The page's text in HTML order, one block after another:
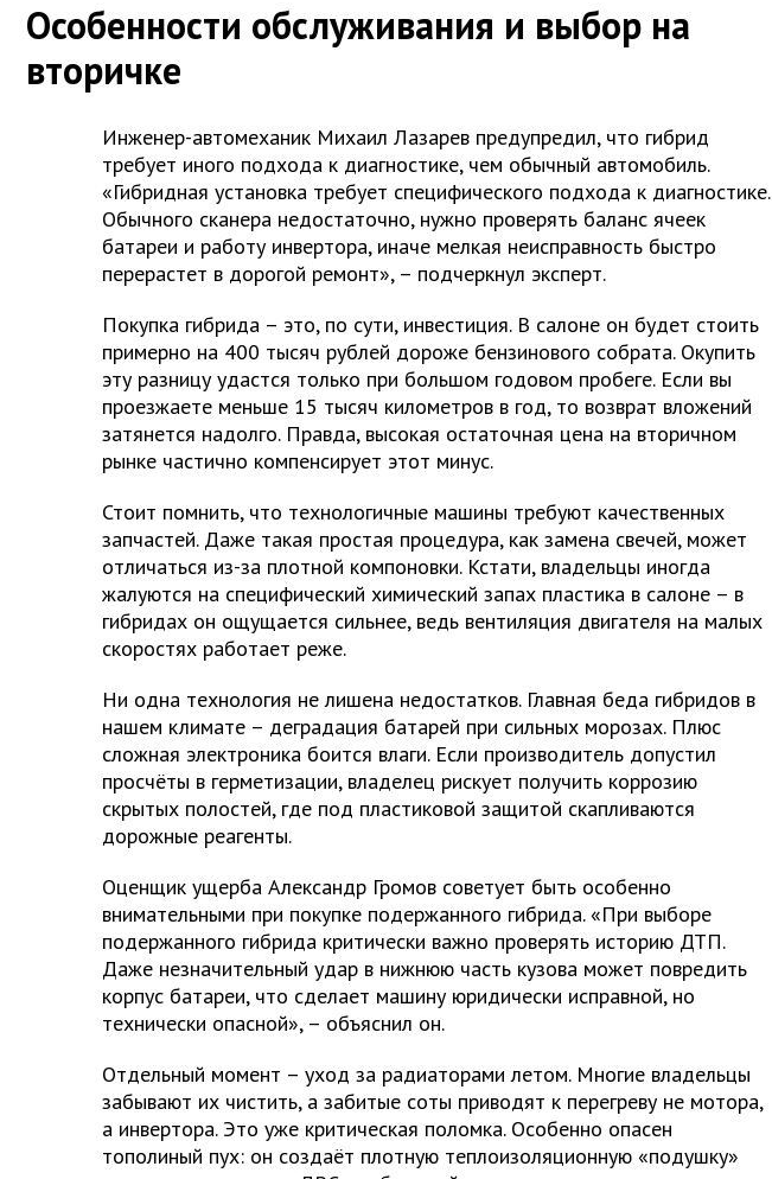
Особенности обслуживания и выбор на
вторичке
Инженер-автомеханик Михаил Лазарев предупредил, что гибрид
требует иного подхода к диагностике, чем обычный автомобиль.
«Гибридная установка требует специфического подхода к диагностике.
Обычного сканера недостаточно, нужно проверять баланс ячеек
батареи и работу инвертора, иначе мелкая неисправность быстро
перерастет в дорогой ремонт», – подчеркнул эксперт.
Покупка гибрида – это, по сути, инвестиция. В салоне он будет стоить
примерно на 400 тысяч рублей дороже бензинового собрата. Окупить
эту разницу удастся только при большом годовом пробеге. Если вы
проезжаете меньше 15 тысяч километров в год, то возврат вложений
затянется надолго. Правда, высокая остаточная цена на вторичном
рынке частично компенсирует этот минус.
Стоит помнить, что технологичные машины требуют качественных
запчастей. Даже такая простая процедура, как замена свечей, может
отличаться из-за плотной компоновки. Кстати, владельцы иногда
жалуются на специфический химический запах пластика в салоне – в
гибридах он ощущается сильнее, ведь вентиляция двигателя на малых
скоростях работает реже.
Ни одна технология не лишена недостатков. Главная беда гибридов в
нашем климате – деградация батарей при сильных морозах. Плюс
сложная электроника боится влаги. Если производитель допустил
просчёты в герметизации, владелец рискует получить коррозию
скрытых полостей, где под пластиковой защитой скапливаются
дорожные реагенты.
Оценщик ущерба Александр Громов советует быть особенно
внимательными при покупке подержанного гибрида. «При выборе
подержанного гибрида критически важно проверять историю ДТП.
Даже незначительный удар в нижнюю часть кузова может повредить
корпус батареи, что сделает машину юридически исправной, но
технически опасной», – объяснил он.
Отдельный момент – уход за радиаторами летом. Многие владельцы
забывают их чистить, а забитые соты приводят к перегреву не мотора,
а инвертора. Это уже критическая поломка. Особенно опасен
тополиный пух: он создаёт плотную теплоизоляционную «подушку»